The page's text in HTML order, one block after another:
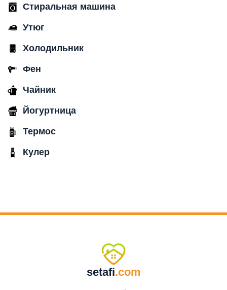
Стиральная машина
Утюг
Холодильник
Фен
Чайник
Йогуртница
Термос
Кулер
setafi.com